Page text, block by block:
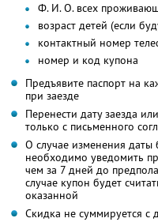
Ф. И. О. всех
возраст детей (если
контактный номер
номер и код купона
Предъявите паспорт на
при заезде
Перенести дату заезда
только с письменного
О случае изменения
необходимо уведомить
чем за 7 дней до
случае купон будет
оказанной
Скидка не суммируется с